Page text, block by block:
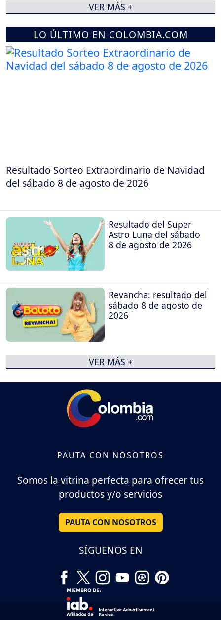
LO ÚLTIMO EN COLOMBIA.COM
Resultado Sorteo Extraordinario de Navidad
del sábado 8 de agosto de 2026
Resultado del Super
Astro Luna del sábado
8 de agosto de 2026
Revancha: resultado del
sábado 8 de agosto de
2026
VER MÁS +
VER MÁS +
PAUTA CON NOSOTROS
Somos la vitrina perfecta para ofrecer tus
productos y/o servicios
PAUTA CON NOSOTROS
SÍGUENOS EN